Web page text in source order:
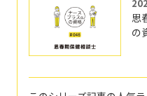
思
の